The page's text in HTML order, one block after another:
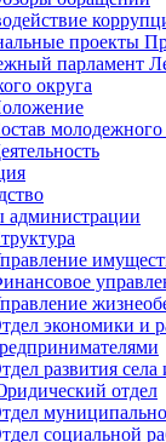
проекты
парламент
округа
молодежного
администрации
экономики и
развития села
отдел
социальной